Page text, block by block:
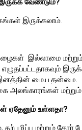
இருக்கலாம்.
இல்லாமை மற்றும்
இனத்தின் மைய தன்மை.
மற்றும்
ஏதேனும் உள்ளதா?
மற்றும்